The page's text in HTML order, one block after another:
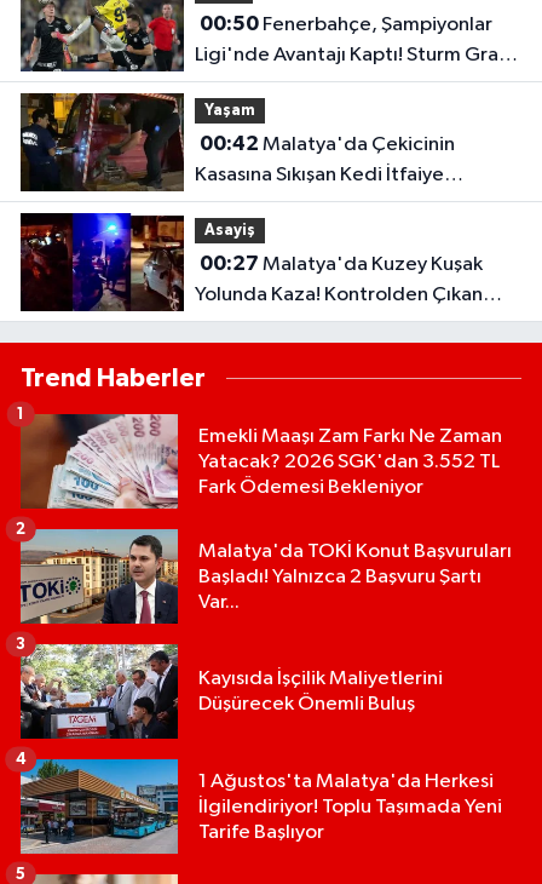
00:50Fenerbahçe, Şampiyonlar
Ligi'nde Avantajı Kaptı! Sturm Graz'ı
2-0 Mağlup Etti
Yaşam
00:42
Kasasına Sıkışan Kedi İtfaiye
Ekiplerince Kurtarıldı
Asayiş
00:27
Yolunda Kaza! Kontrolden Çıkan
Otomobil Refüje Çarptı
Trend Haberler
Emekli Maaşı Zam Farkı Ne Zaman
Yatacak? 2026 SGK'dan 3.552 TL
Fark Ödemesi Bekleniyor
1
Malatya'da TOKİ Konut Başvuruları
Başladı! Yalnızca 2 Başvuru Şartı
Var...
2
Kayısıda İşçilik Maliyetlerini
Düşürecek Önemli Buluş
3
1 Ağustos'ta Malatya'da Herkesi
İlgilendiriyor! Toplu Taşımada Yeni
Tarife Başlıyor
4
5